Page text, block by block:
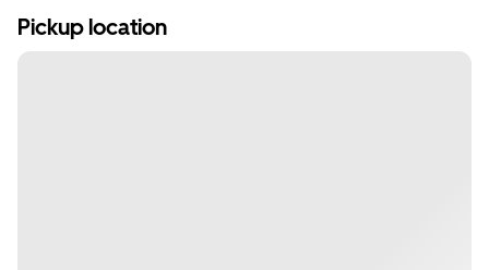
Pickup location